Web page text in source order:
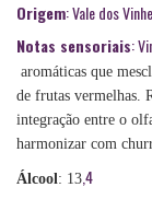
Origem: Vale dos
Notas sensoriais:
aromáticas que
de frutas vermelhas.
integração entre o
harmonizar com
Álcool: 13,4